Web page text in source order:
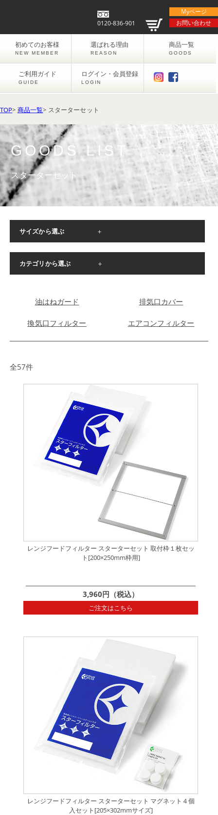
0120-836-901
Myページ
お問い合わせ
初めてのお客様
NEW MEMBER
選ばれる理由
REASON
商品一覧
GOODS
ご利用ガイド
GUIDE
ログイン・会員登録
LOGIN
サイズから選ぶ ＋
∟200×250mm枠用 ∟200×270mm枠用
205×302mm枠用
275×300mm枠用
∟
∟297×400mm枠用
292×265mmサイズ ∟292×305mmサイズ
292×340mmサイズ ∟297×420mmサイズ
カテゴリから選ぶ
＋
油はねガード
排気口カバー
換気口フィルター エアコンフィルター
全57件
レンジフードフィルター スターターセット 取付枠１枚セッ
ト[200×250mm枠用]
3,960円（税込）
ご注文はこちら
レンジフードフィルター スターターセット マグネット４個
入セット[205×302mmサイズ]
TOP> 商品一覧> スターターセット
GOODS LIST
スターターセット